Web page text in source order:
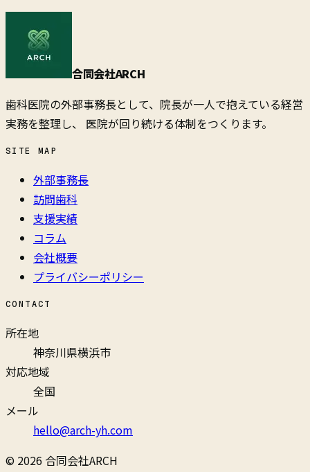
合同会社ARCH
歯科医院の外部事務長として、院長が一人で抱えている経営
実務を整理し、 医院が回り続ける体制をつくります。
SITE MAP
外部事務長
訪問歯科
支援実績
コラム
会社概要
プライバシーポリシー
CONTACT
所在地
神奈川県横浜市
対応地域
全国
メール
hello@arch-yh.com
© 2026 合同会社ARCH